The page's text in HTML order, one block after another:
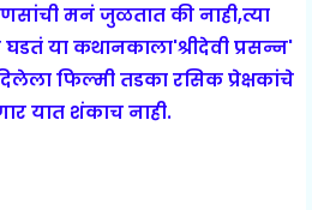
मनं जुळतात की नाही,त्या
या कथानकाला'श्रीदेवी प्रसन्न'
फिल्मी तडका रसिक प्रेक्षकांचे
यात शंकाच नाही.